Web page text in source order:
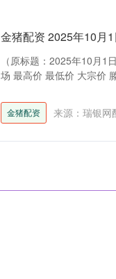
金猪配资 2025年10月
（原标题：2025年10月1
场 最高价 最低价 大宗价
金猪配资 来源：瑞银网